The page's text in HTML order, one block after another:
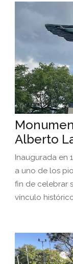
Alberto
Inaugurada en
a uno de los
fin de celebrar
vínculo